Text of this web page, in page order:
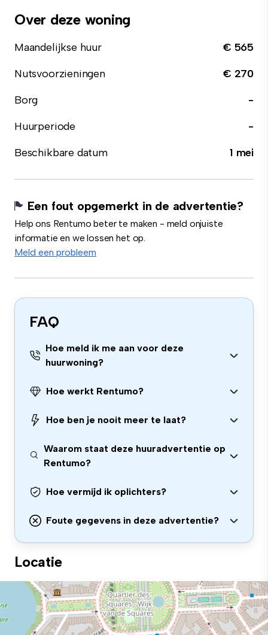
Over deze woning
Maandelijkse huur
€ 565
Nutsvoorzieningen
€ 270
Borg
-
Huurperiode
-
Beschikbare datum
1 mei
Een fout opgemerkt in de advertentie?
Help ons Rentumo beter te maken - meld onjuiste
informatie en we lossen het op.
Meld een probleem
FAQ
Hoe meld ik me aan voor deze
huurwoning?
Hoe werkt Rentumo?
Hoe ben je nooit meer te laat?
Waarom staat deze huuradvertentie op
Rentumo?
Hoe vermijd ik oplichters?
Foute gegevens in deze advertentie?
Locatie